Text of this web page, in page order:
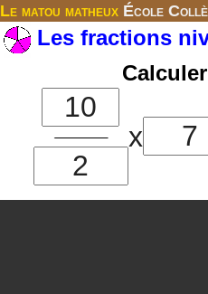
Le matou matheux École
Les fractions
x